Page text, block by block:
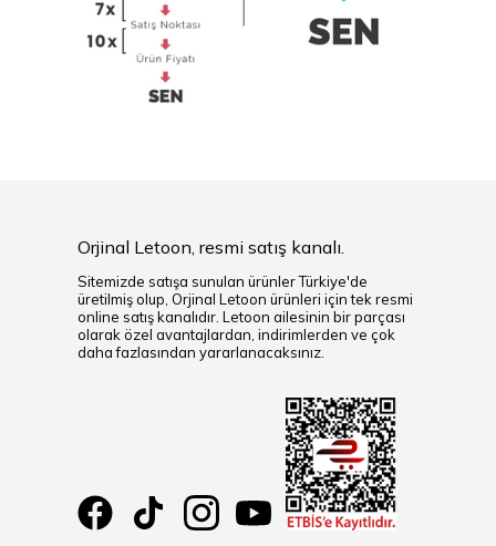
Orjinal Letoon, resmi satış kanalı.
Sitemizde satışa sunulan ürünler Türkiye'de
üretilmiş olup, Orjinal Letoon ürünleri için tek resmi
online satış kanalıdır. Letoon ailesinin bir parçası
olarak özel avantajlardan, indirimlerden ve çok
daha fazlasından yararlanacaksınız.